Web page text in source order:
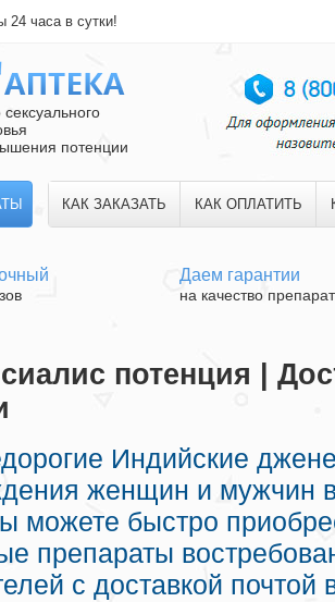
24 часа в сутки!
потенции
КАК ЗАКАЗАТЬ КАК ОПЛАТИТЬ
Даем гарантии
на качество
потенция |
Индийские
женщин и мужчин
можете быстро
препараты
с доставкой почтой